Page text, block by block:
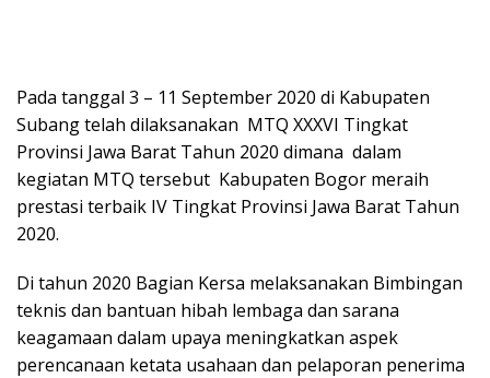
Pada tanggal 3 – 11 September 2020 di Kabupaten
Subang telah dilaksanakan MTQ XXXVI Tingkat
Provinsi Jawa Barat Tahun 2020 dimana dalam
kegiatan MTQ tersebut Kabupaten Bogor meraih
prestasi terbaik IV Tingkat Provinsi Jawa Barat Tahun
2020.
Di tahun 2020 Bagian Kersa melaksanakan Bimbingan
teknis dan bantuan hibah lembaga dan sarana
keagamaan dalam upaya meningkatkan aspek
perencanaan ketata usahaan dan pelaporan penerima